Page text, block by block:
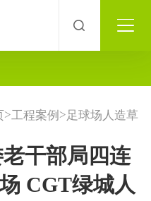
>工程案例 >足球场人造草
干部局四连
CGT绿城人